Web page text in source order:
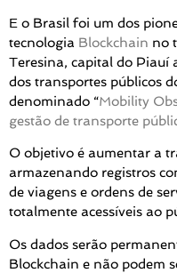
E o Brasil foi um dos
tecnologia Blockchain no
Teresina, capital do Piauí
dos transportes públicos
denominado “Mobility
gestão de transporte
O objetivo é aumentar a
armazenando registros
de viagens e ordens de
totalmente acessíveis ao
Os dados serão
Blockchain e não podem